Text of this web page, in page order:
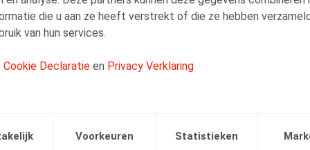
die u aan ze heeft verstrekt of die ze hebben
van hun services.
Cookie Declaratie en Privacy Verklaring
Voorkeuren Statistieken